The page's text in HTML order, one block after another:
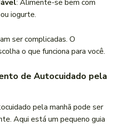
: Alimente-se bem com
iogurte.
ser complicadas. O
o que funciona para você.
de Autocuidado pela
pela manhã pode ser
Aqui está um pequeno guia